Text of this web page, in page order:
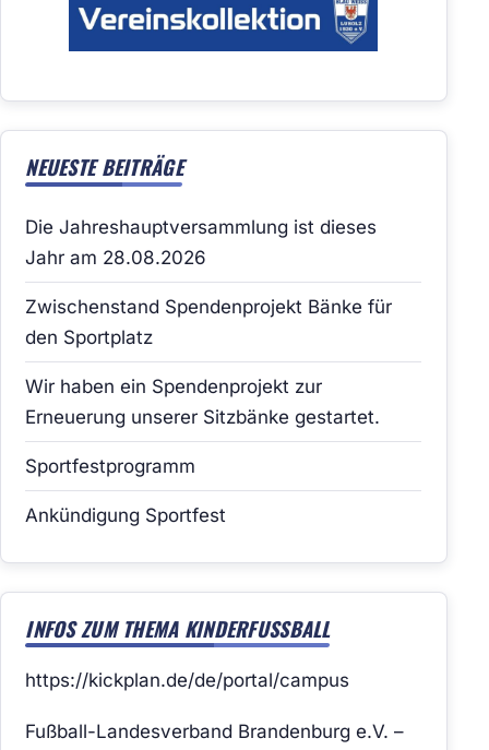
NEUESTE BEITRÄGE
Die Jahreshauptversammlung ist dieses
Jahr am 28.08.2026
Zwischenstand Spendenprojekt Bänke für
den Sportplatz
Wir haben ein Spendenprojekt zur
Erneuerung unserer Sitzbänke gestartet.
Sportfestprogramm
Ankündigung Sportfest
INFOS ZUM THEMA KINDERFUSSBALL
https://kickplan.de/de/portal/campus
Fußball-Landesverband Brandenburg e.V. –